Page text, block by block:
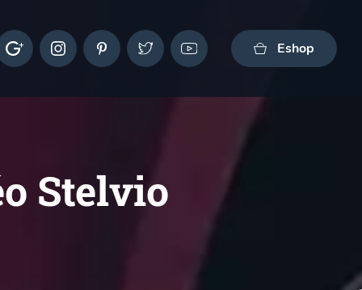
Eshop
Stelvio